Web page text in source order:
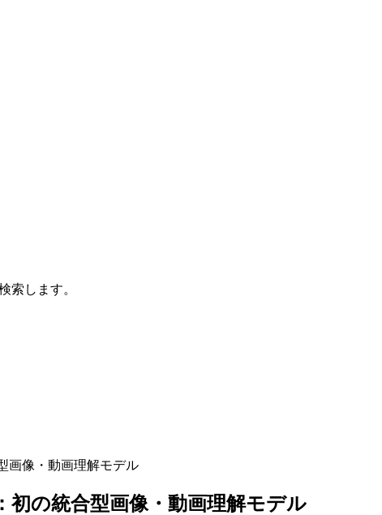
索します。
画像・動画理解モデル
初の統合型画像・動画理解モデル